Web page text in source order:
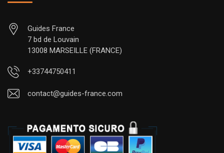
Guides France
7 bd de Louvain
13008 MARSEILLE (FRANCE)
+33744750411
contact@guides-france.com